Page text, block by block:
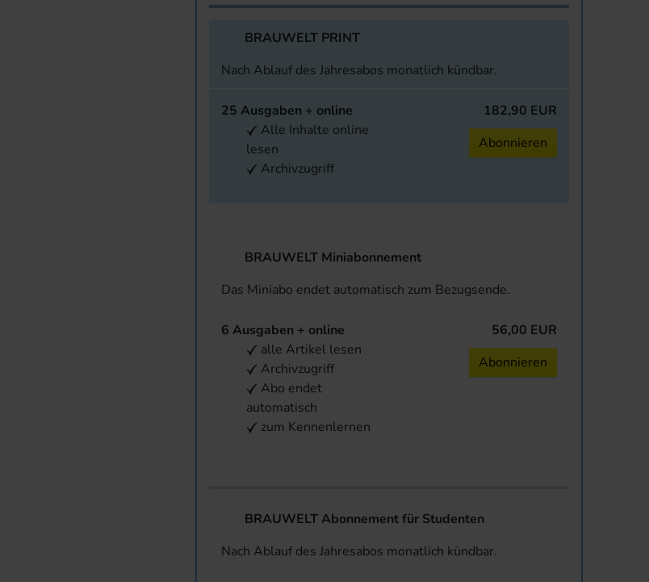
BRAUWELT PRINT
Nach Ablauf des Jahresabos monatlich kündbar.
25 Ausgaben + online
Alle Inhalte online
lesen
Archivzugriff
182,90 EUR
Abonnieren
BRAUWELT Miniabonnement
Das Miniabo endet automatisch zum Bezugsende.
6 Ausgaben + online
alle Artikel lesen
Archivzugriff
Abo endet
automatisch
zum Kennenlernen
56,00 EUR
Abonnieren
BRAUWELT Abonnement für Studenten
Nach Ablauf des Jahresabos monatlich kündbar.